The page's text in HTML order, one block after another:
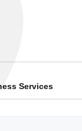
Services